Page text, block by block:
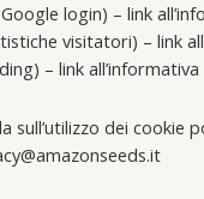
login) – link
visitatori) – link
– link all’informativa
sull’utilizzo dei cookie